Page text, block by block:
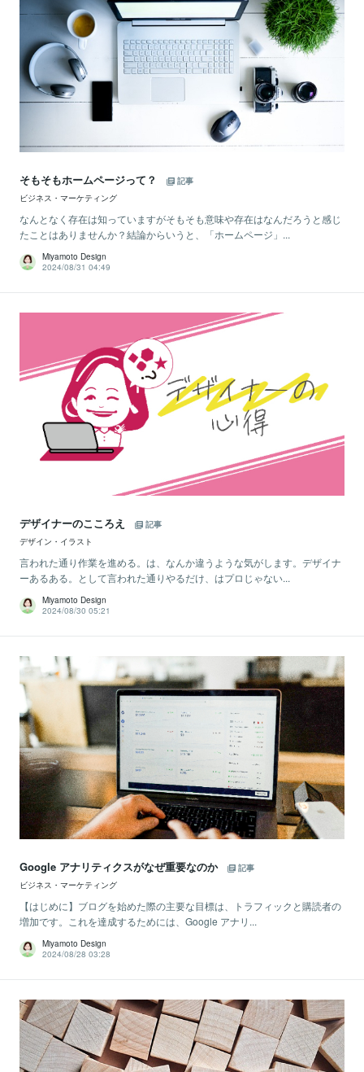
そもそもホームページって？
記事
ビジネス・マーケティング
なんとなく存在は知っていますがそもそも意味や存在はなんだろうと感じ
たことはありませんか？結論からいうと、「ホームページ」...
Miyamoto Design
2024/08/31 04:49
デザイナーのこころえ
記事
デザイン・イラスト
言われた通り作業を進める。は、なんか違うような気がします。デザイナ
ーあるある。として言われた通りやるだけ、はプロじゃない...
Miyamoto Design
2024/08/30 05:21
Google アナリティクスがなぜ重要なのか
記事
ビジネス・マーケティング
【はじめに】ブログを始めた際の主要な目標は、トラフィックと購読者の
増加です。これを達成するためには、Google アナリ...
Miyamoto Design
2024/08/28 03:28